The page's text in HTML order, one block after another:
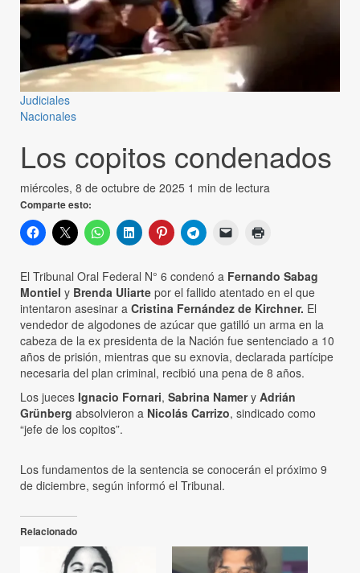
Judiciales
Nacionales
Los copitos condenados
miércoles, 8 de octubre de 2025 1 min de lectura
Comparte esto:
El Tribunal Oral Federal N° 6 condenó a Fernando Sabag
Montiel y Brenda Uliarte por el fallido atentado en el que
intentaron asesinar a Cristina Fernández de Kirchner. El
vendedor de algodones de azúcar que gatilló un arma en la
cabeza de la ex presidenta de la Nación fue sentenciado a 10
años de prisión, mientras que su exnovia, declarada partícipe
necesaria del plan criminal, recibió una pena de 8 años.
Los jueces Ignacio Fornari, Sabrina Namery Adrián
Grünberg absolvieron a Nicolás Carrizo, sindicado como
“jefe de los copitos”.
Los fundamentos de la sentencia se conocerán el próximo 9
de diciembre, según informó el Tribunal.
Relacionado